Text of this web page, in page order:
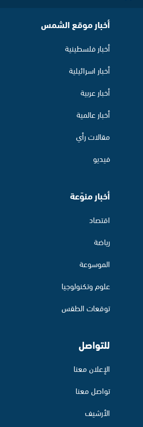
أخبار موقع الشمس
أخبار فلسطينية
أخبار اسرائيلية
أخبار عربية
أخبار عالمية
مقالات رأي
فيديو
أخبار منوّعة
اقتصاد
رياضة
الموسوعة
علوم وتكنولوجيا
توقعات الطقس
للتواصل
الإعلان معنا
تواصل معنا
الأرشيف